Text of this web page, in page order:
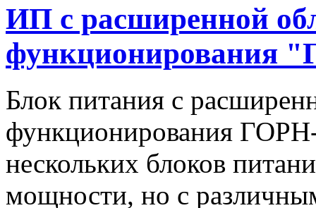
ИП с расширенной
функционирования
Блок питания с
функционирования
нескольких блоков
мощности, но с